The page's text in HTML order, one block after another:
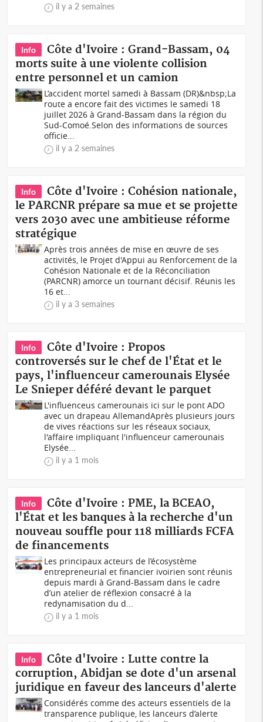
il y a 2 semaines
Info
Côte d'Ivoire : Grand-Bassam, 04
morts suite à une violente collision
entre personnel et un camion
L’accident mortel samedi à Bassam (DR)&nbsp;La
route a encore fait des victimes le samedi 18
juillet 2026 à Grand-Bassam dans la région du
Sud-Comoé.Selon des informations de sources
officie...
il y a 2 semaines
Info
Côte d'Ivoire : Cohésion nationale,
le PARCNR prépare sa mue et se projette
vers 2030 avec une ambitieuse réforme
stratégique
Après trois années de mise en œuvre de ses
activités, le Projet d'Appui au Renforcement de la
Cohésion Nationale et de la Réconciliation
(PARCNR) amorce un tournant décisif. Réunis les
16 et...
il y a 3 semaines
Info
Côte d'Ivoire : Propos
controversés sur le chef de l'État et le
pays, l'influenceur camerounais Elysée
Le Snieper déféré devant le parquet
L'influenceus camerounais ici sur le pont ADO
avec un drapeau AllemandAprès plusieurs jours
de vives réactions sur les réseaux sociaux,
l'affaire impliquant l'influenceur camerounais
Elysée...
il y a 1 mois
Info
Côte d'Ivoire : PME, la BCEAO,
l'État et les banques à la recherche d'un
nouveau souffle pour 118 milliards FCFA
de financements
Les principaux acteurs de l’écosystème
entrepreneurial et financier ivoirien sont réunis
depuis mardi à Grand-Bassam dans le cadre
d’un atelier de réflexion consacré à la
redynamisation du d...
il y a 1 mois
Info
Côte d'Ivoire : Lutte contre la
corruption, Abidjan se dote d'un arsenal
juridique en faveur des lanceurs d'alerte
Considérés comme des acteurs essentiels de la
transparence publique, les lanceurs d’alerte